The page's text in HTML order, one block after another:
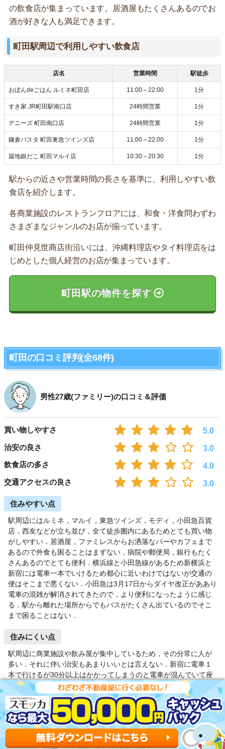
の飲食店が集まっています。居酒屋もたくさんあるのでお
酒が好きな人も満足できます。
町田駅周辺で利用しやすい飲食店
店名 営業時間 駅徒歩
おぼんdeごはん ルミネ町田店 11:00～22:00 1分
すき家 JR町田駅南口店 24時間営業 1分
デニーズ 町田南口店 24時間営業 1分
鎌倉パスタ 町田東急ツインズ店 11:00～22:00 1分
築地銀だこ 町田マルイ店 10:30～20:30 1分
駅からの近さや営業時間の長さを基準に、利用しやすい飲
食店を紹介します。
各商業施設のレストランフロアには、和食・洋食問わずわ
さまざまなジャンルのお店が揃っています。
町田仲見世商店街沿いには、沖縄料理店やタイ料理店をは
じめとした個人経営のお店が集まっています。
町田駅の物件を探す
町田の口コミ評判(全68件)
男性27歳(ファミリー)の口コミ＆評価
買い物しやすさ
5.0
治安の良さ
3.0
飲食店の多さ
4.0
交通アクセスの良さ
3.0
住みやすい点
駅周辺にはルミネ，マルイ，東急ツインズ，モディ，小田急百貨
店，西友などが立ち並び，全て徒歩圏内にあるためとても買い物
がしやすい．居酒屋，ファミレスからお洒落なバーやカフェまで
あるので外食も困ることはまずない．病院や郵便局，銀行もたく
さんあるのでとても便利．横浜線と小田急線があるため新横浜と
新宿には電車一本でいけるため都心に近いわけではないが交通の
便はそこまで悪くない．小田急は3月17日からダイヤ改正がああり
電車の混雑が解消されてきたので，より便利になったように感じ
る．駅から離れた場所からでもバスがたくさん出ているのでそこ
まで困ることはない．
住みにくい点
駅周辺に商業施設や飲み屋が集中しているため，その分常に人が
多い．それに伴い治安もあまりいいとは言えない．新宿に電車１
本で行けるが30分以上はかかってしまうのと電車が混んでいて座
れないことが多い．渋谷に行くには乗り換えが必要なので都心へ
のアクセスは不便に感じる人もいると思う．
男性40歳(一人暮らし)の口コミ＆評価